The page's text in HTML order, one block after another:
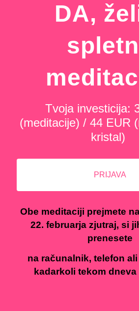
DA,
Tvoja investicija:
(meditacije) / 44 EUR
kristal)
PRIJAVA
Obe meditaciji prejmete
22. februarja zjutraj, si
prenesete
na računalnik, telefon
kadarkoli tekom